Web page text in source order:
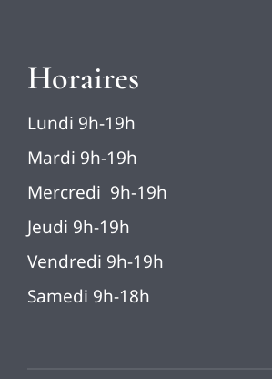
Horaires
Lundi 9h-19h
Mardi 9h-19h
Mercredi 9h-19h
Jeudi 9h-19h
Vendredi 9h-19h
Samedi 9h-18h